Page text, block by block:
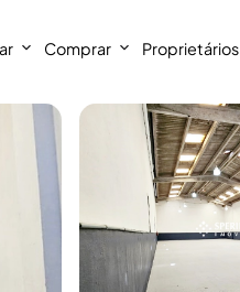
Comprar Proprietários